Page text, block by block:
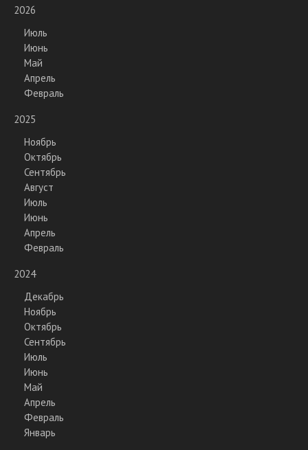
2026
Июль
Июнь
Май
Апрель
Февраль
2025
Ноябрь
Октябрь
Сентябрь
Август
Июль
Июнь
Апрель
Февраль
2024
Декабрь
Ноябрь
Октябрь
Сентябрь
Июль
Июнь
Май
Апрель
Февраль
Январь